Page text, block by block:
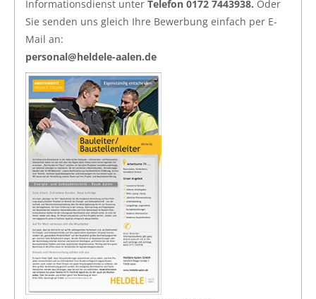
Informationsdienst unter Telefon 0172 7443938. Oder
Sie senden uns gleich Ihre Bewerbung einfach per E-
Mail an:
personal@heldele-aalen.de